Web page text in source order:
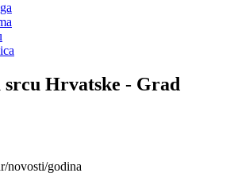
srcu Hrvatske - Grad